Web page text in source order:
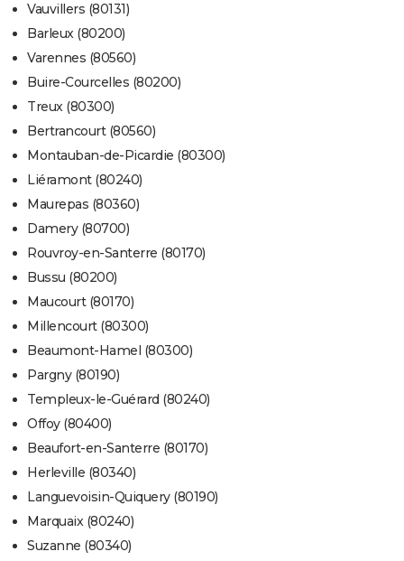
Vauvillers (80131)
Barleux (80200)
Varennes (80560)
Buire-Courcelles (80200)
Treux (80300)
Bertrancourt (80560)
Montauban-de-Picardie (80300)
Liéramont (80240)
Maurepas (80360)
Damery (80700)
Rouvroy-en-Santerre (80170)
Bussu (80200)
Maucourt (80170)
Millencourt (80300)
Beaumont-Hamel (80300)
Pargny (80190)
Templeux-le-Guérard (80240)
Offoy (80400)
Beaufort-en-Santerre (80170)
Herleville (80340)
Languevoisin-Quiquery (80190)
Marquaix (80240)
Suzanne (80340)